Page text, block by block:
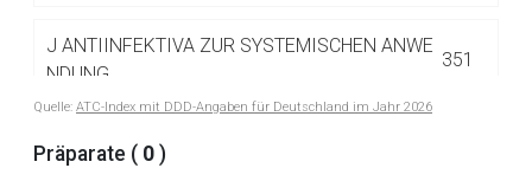
J ANTIINFEKTIVA ZUR SYSTEMISCHEN ANWE
NDUNG
351
ANTINEOPLASTISCHE UND IMMUNMODULIE
RENDE MITTEL
Quelle: ATC-Index mit DDD-Angaben für Deutschland im Jahr 2026
Präparate ( 0 )